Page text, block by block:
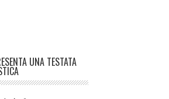
UNA TESTATA